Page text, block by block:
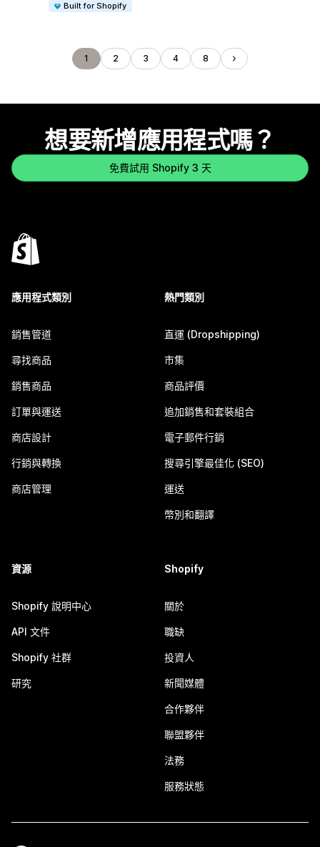
Built for Shopify
1 2 3 4 8
想要新增應用程式嗎？
免費試用 Shopify 3 天
應用程式類別
銷售管道
尋找商品
銷售商品
訂單與運送
商店設計
行銷與轉換
商店管理
熱門類別
直運 (Dropshipping)
市集
商品評價
追加銷售和套裝組合
電子郵件行銷
搜尋引擎最佳化 (SEO)
運送
幣別和翻譯
資源
Shopify 說明中心
API 文件
Shopify 社群
研究
Shopify
關於
職缺
投資人
新聞媒體
合作夥伴
聯盟夥伴
法務
服務狀態